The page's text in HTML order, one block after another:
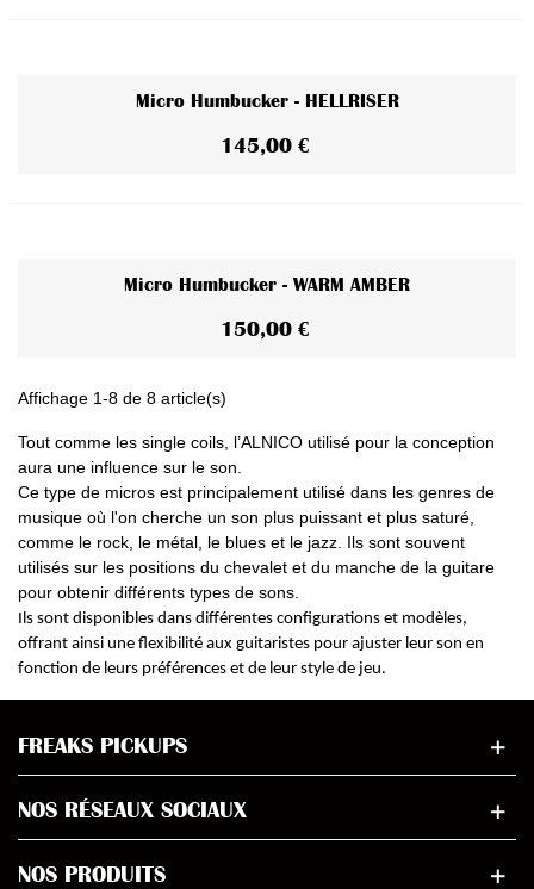
Micro Humbucker - HELLRISER
145,00 €
Micro Humbucker - WARM AMBER
150,00 €
Affichage 1-8 de 8 article(s)
Tout comme les single coils, l’ALNICO utilisé pour la conception
aura une influence sur le son.
Ce type de micros est principalement utilisé dans les genres de
musique où l'on cherche un son plus puissant et plus saturé,
comme le rock, le métal, le blues et le jazz. Ils sont souvent
utilisés sur les positions du chevalet et du manche de la guitare
pour obtenir différents types de sons.
Ils sont disponibles dans différentes configurations et modèles,
offrant ainsi une flexibilité aux guitaristes pour ajuster leur son en
fonction de leurs préférences et de leur style de jeu.
FREAKS PICKUPS
NOS RÉSEAUX SOCIAUX
NOS PRODUITS